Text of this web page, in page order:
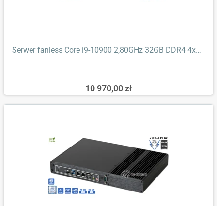
Serwer fanless Core i9-10900 2,80GHz 32GB DDR4 4xLAN...
10 970,00 zł